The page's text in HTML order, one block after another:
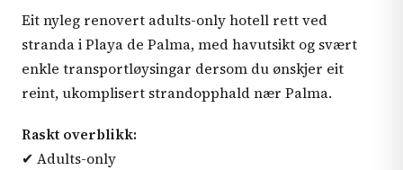
Eit nyleg renovert adults-only hotell rett ved
stranda i Playa de Palma, med havutsikt og svært
enkle transportløysingar dersom du ønskjer eit
reint, ukomplisert strandopphald nær Palma.
Raskt overblikk:
✔ Adults-only